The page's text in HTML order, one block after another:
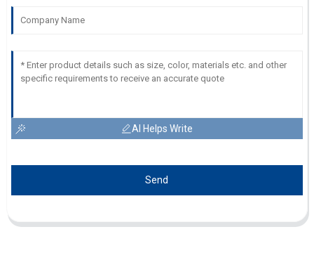
AI Helps Write
Send